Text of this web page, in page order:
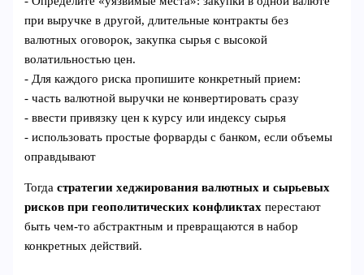
при выручке в другой, длительные контракты без
валютных оговорок, закупка сырья с высокой
волатильностью цен.
- Для каждого риска пропишите конкретный прием:
- часть валютной выручки не конвертировать сразу
- ввести привязку цен к курсу или индексу сырья
- использовать простые форварды с банком, если объемы
оправдывают
Тогдастратегии хеджирования валютных и сырьевых
рисков при геополитических конфликтах перестают
быть чем‑то абстрактным и превращаются в набор
конкретных действий.